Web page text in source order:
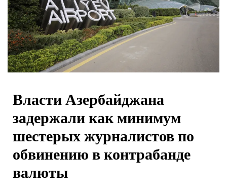
Власти Азербайджана
задержали как минимум
шестерых журналистов по
обвинению в контрабанде
валюты